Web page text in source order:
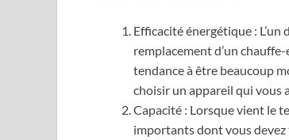
Efficacité énergétique :
remplacement d’un
tendance à être beaucoup
choisir un appareil qui vous
Capacité : Lorsque vient le
importants dont vous devez